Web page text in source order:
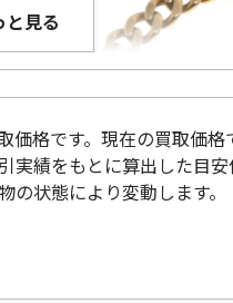
と見る
格です。現在の買取価
績をもとに算出した目
状態により変動します。